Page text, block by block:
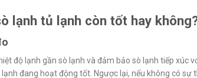
lạnh tủ lạnh còn tốt hay
độ lạnh gần sò lạnh và đảm bảo sò lạnh tiếp xúc
đang hoạt động tốt. Ngược lại, nếu không có